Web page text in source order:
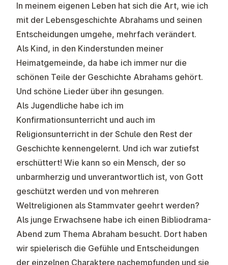
In meinem eigenen Leben hat sich die Art, wie ich
mit der Lebensgeschichte Abrahams und seinen
Entscheidungen umgehe, mehrfach verändert.
Als Kind, in den Kinderstunden meiner
Heimatgemeinde, da habe ich immer nur die
schönen Teile der Geschichte Abrahams gehört.
Und schöne Lieder über ihn gesungen.
Als Jugendliche habe ich im
Konfirmationsunterricht und auch im
Religionsunterricht in der Schule den Rest der
Geschichte kennengelernt. Und ich war zutiefst
erschüttert! Wie kann so ein Mensch, der so
unbarmherzig und unverantwortlich ist, von Gott
geschützt werden und von mehreren
Weltreligionen als Stammvater geehrt werden?
Als junge Erwachsene habe ich einen Bibliodrama-
Abend zum Thema Abraham besucht. Dort haben
wir spielerisch die Gefühle und Entscheidungen
der einzelnen Charaktere nachempfunden und sie